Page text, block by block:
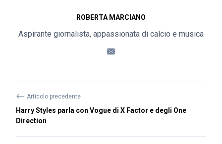
ROBERTA MARCIANO
Aspirante giornalista, appassionata di calcio e musica
⟵ Articolo precedente
Harry Styles parla con Vogue di X Factor e degli One
Direction